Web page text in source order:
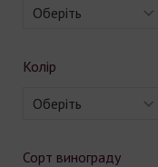
Оберіть
Колір
Оберіть
Сорт винограду